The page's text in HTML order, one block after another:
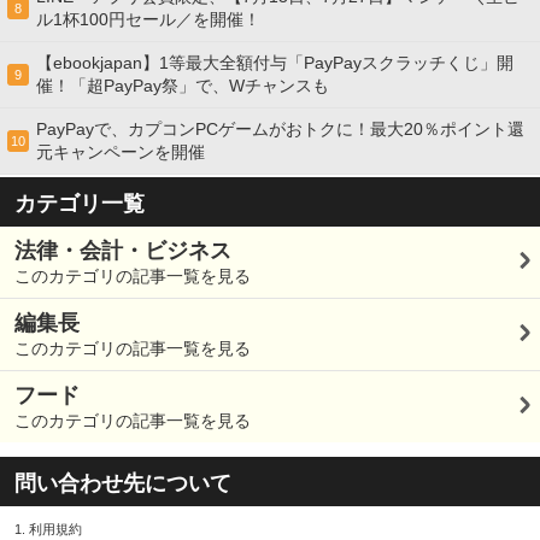
8
ル1杯100円セール／を開催！
9
【ebookjapan】1等最大全額付与「PayPayスクラッチくじ」開
催！「超PayPay祭」で、Wチャンスも
10
PayPayで、カプコンPCゲームがおトクに！最大20％ポイント還
元キャンペーンを開催
カテゴリ一覧
法律・会計・ビジネス
このカテゴリの記事一覧を見る
編集長
このカテゴリの記事一覧を見る
フード
このカテゴリの記事一覧を見る
問い合わせ先について
1. 利用規約